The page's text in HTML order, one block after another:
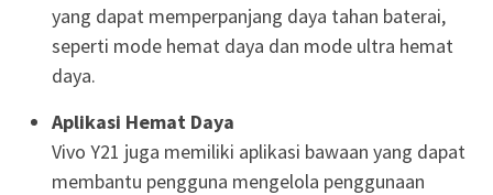
yang dapat memperpanjang daya tahan baterai,
seperti mode hemat daya dan mode ultra hemat
daya.
Aplikasi Hemat Daya
Vivo Y21 juga memiliki aplikasi bawaan yang dapat
membantu pengguna mengelola penggunaan